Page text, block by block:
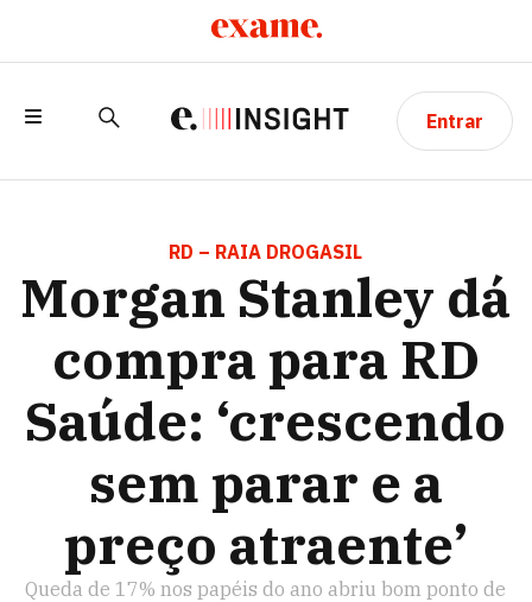
Entrar
SAÚDE: ‘CRESCENDO SEM PARAR E A
PREÇO ATRAENTE’
RD – RAIA DROGASIL
Morgan Stanley dá
compra para RD
Saúde: ‘crescendo
sem parar e a
preço atraente’
Queda de 17% nos papéis do ano abriu bom ponto de